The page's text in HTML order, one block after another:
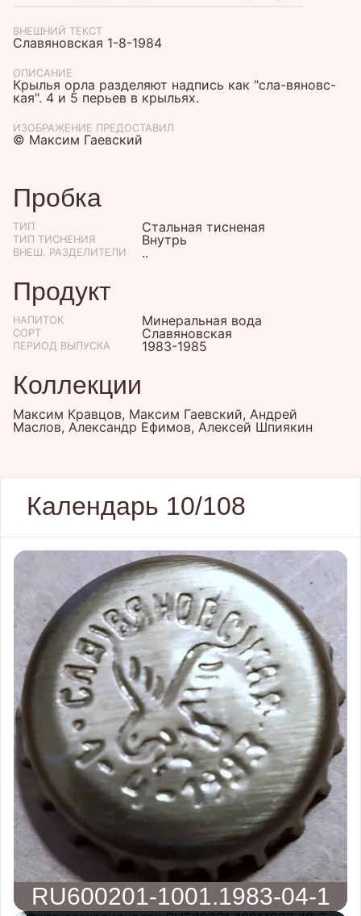
ВНЕШНИЙ ТЕКСТ
Славяновская 1-8-1984
ОПИСАНИЕ
Крылья орла разделяют надпись как "сла-вяновс-
кая". 4 и 5 перьев в крыльях.
ИЗОБРАЖЕНИЕ ПРЕДОСТАВИЛ
© Максим Гаевский
Пробка
ТИП Стальная тисненая
ТИП ТИСНЕНИЯ Внутрь
ВНЕШ. РАЗДЕЛИТЕЛИ ..
Продукт
НАПИТОК Минеральная вода
СОРТ Славяновская
ПЕРИОД ВЫПУСКА 1983-1985
Коллекции
Максим Кравцов, Максим Гаевский, Андрей
Маслов, Александр Ефимов, Алексей Шпиякин
Календарь 10/108
RU600201-1001.1983-04-1